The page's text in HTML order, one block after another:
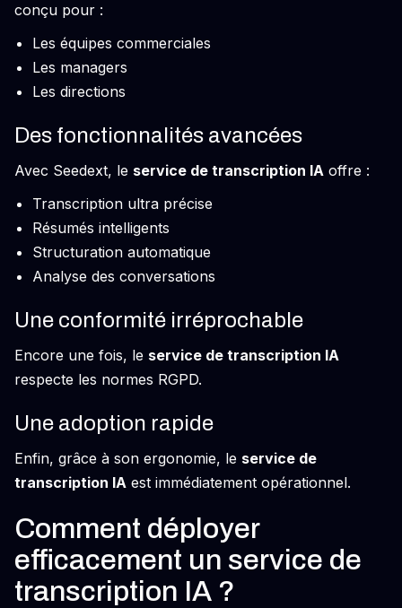
conçu pour :
Les équipes commerciales
Les managers
Les directions
Des fonctionnalités avancées
Avec Seedext, le service de transcription IA offre :
Transcription ultra précise
Résumés intelligents
Structuration automatique
Analyse des conversations
Une conformité irréprochable
Encore une fois, le service de transcription IA
respecte les normes RGPD.
Une adoption rapide
Enfin, grâce à son ergonomie, le service de
transcription IA est immédiatement opérationnel.
Comment déployer
efficacement un service de
transcription IA ?